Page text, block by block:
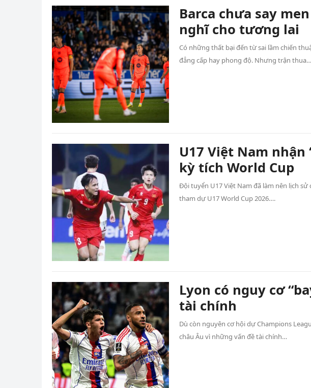
Barca chưa say
nghĩ cho tương lai
Có những thất bại đến từ sai lầm chiến
đẳng cấp hay phong độ. Nhưng trận thua…
U17 Việt Nam
kỳ tích World Cup
Đội tuyển U17 Việt Nam đã làm nên lịch
tham dự U17 World Cup 2026….
Lyon có nguy cơ
tài chính
Dù còn nguyên cơ hội dự Champions
châu Âu vì những vấn đề tài chính…